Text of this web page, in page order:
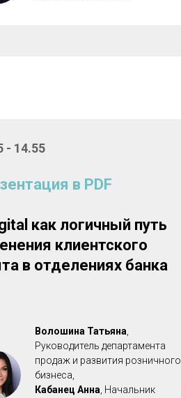
- 14.55
в PDF
как логичный путь
клиентского
в отделениях банка
Волошина Татьяна
Руководитель департамента
продаж и развития розничного
бизнеса,
Кабанец Анна , Начальник